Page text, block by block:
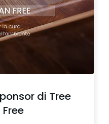
di Tree